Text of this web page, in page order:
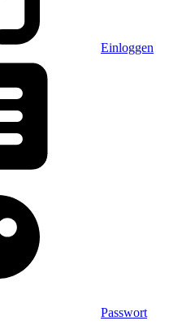
Einloggen
Passwort